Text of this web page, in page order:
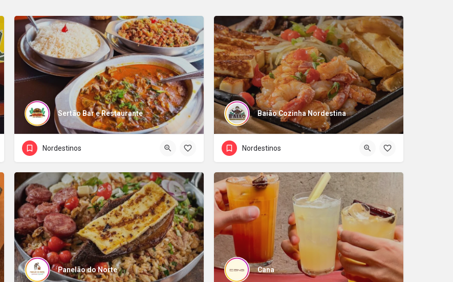
Sertão Bar e Restaurante
Nordestinos
Baião Cozinha Nordestina
Nordestinos
Panelão do Norte Cana